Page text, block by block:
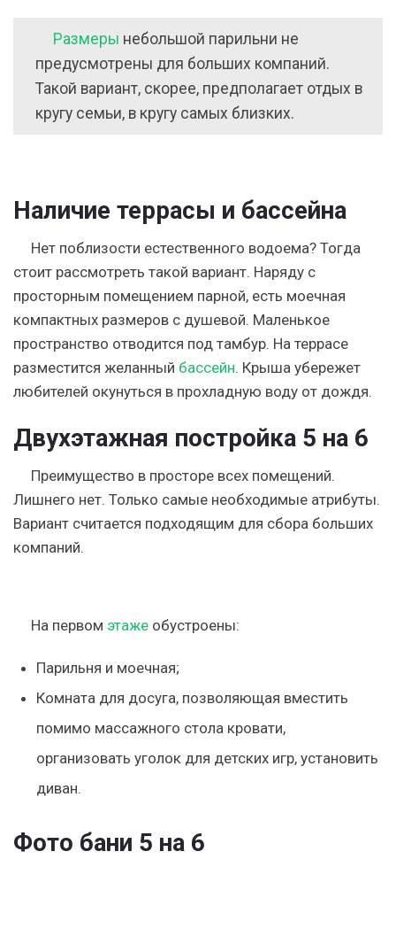
Размеры небольшой парильни не
предусмотрены для больших компаний.
Такой вариант, скорее, предполагает отдых в
кругу семьи, в кругу самых близких.
Наличие террасы и бассейна
Нет поблизости естественного водоема? Тогда
стоит рассмотреть такой вариант. Наряду с
просторным помещением парной, есть моечная
компактных размеров с душевой. Маленькое
пространство отводится под тамбур. На террасе
разместится желанный бассейн. Крыша убережет
любителей окунуться в прохладную воду от дождя.
Двухэтажная постройка 5 на 6
Преимущество в просторе всех помещений.
Лишнего нет. Только самые необходимые атрибуты.
Вариант считается подходящим для сбора больших
компаний.
На первом этаже обустроены:
Парильня и моечная;
Комната для досуга, позволяющая вместить
помимо массажного стола кровати,
организовать уголок для детских игр, установить
диван.
Фото бани 5 на 6